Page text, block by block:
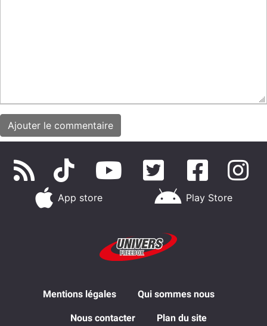
App store Play Store
Mentions légales Qui sommes nous
Nous contacter Plan du site